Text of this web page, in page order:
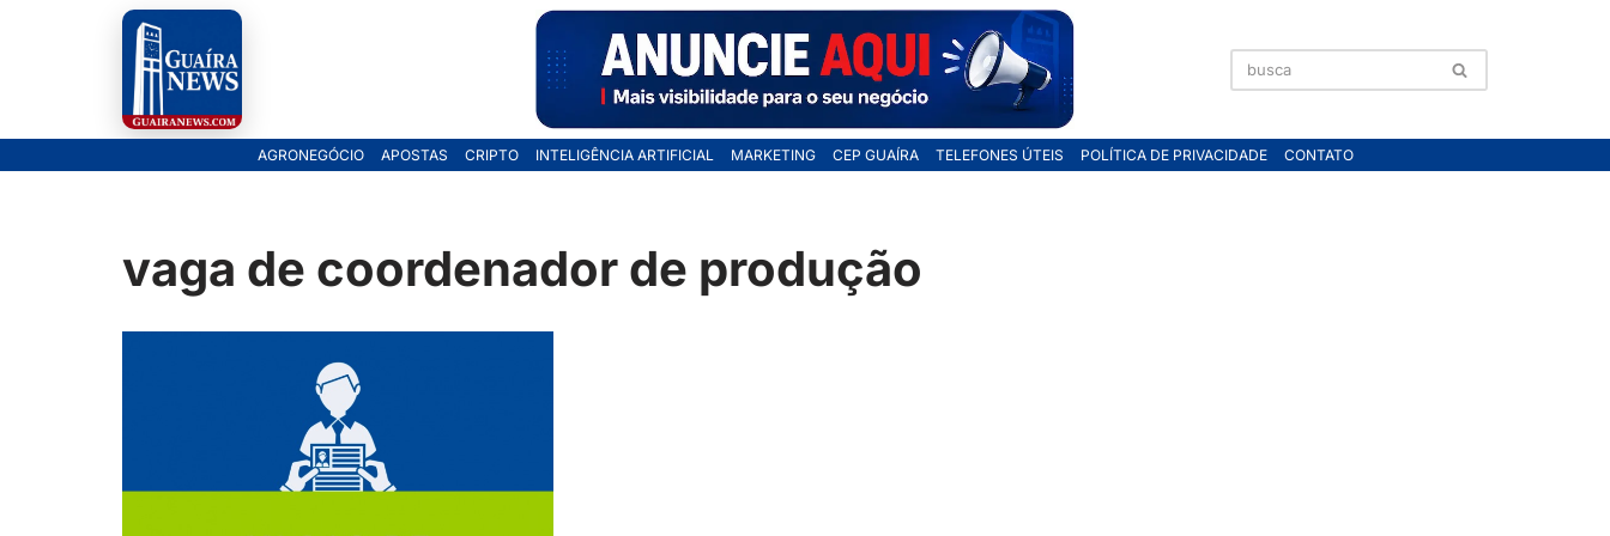
AGRONEGÓCIO APOSTAS CRIPTO INTELIGÊNCIA ARTIFICIAL MARKETING CEP GUAÍRA TELEFONES ÚTEIS POLÍTICA DE PRIVACIDADE CONTATO
vaga de coordenador de produção